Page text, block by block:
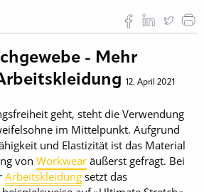
- Mehr
12. April 2021
geht, steht die Verwendung
im Mittelpunkt. Aufgrund
und Elastizität ist das Material
von Workwear äußerst gefragt. Bei
Arbeitskleidung setzt das